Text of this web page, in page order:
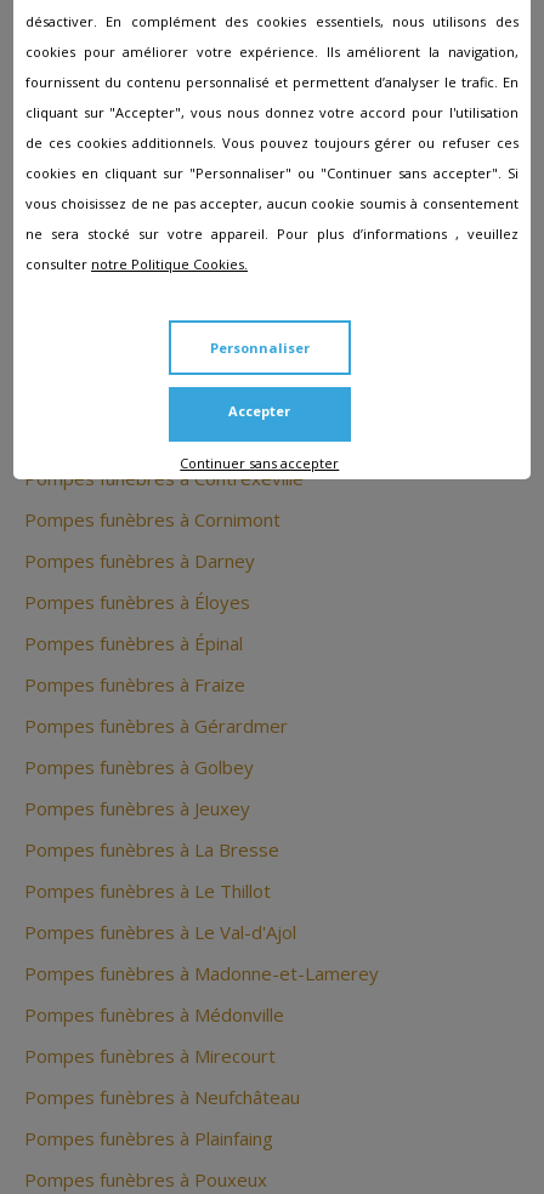
afin de vous permettre d'obtenir jusqu’à 3 estimations
gratuites et personnalisées.
Les autres agences à proximité
de Charmes
Pompes funèbres à Anould
Pompes funèbres à Bertrimoutier
Pompes funèbres à Châtel-sur-Moselle
Pompes funèbres à Contrexéville
Pompes funèbres à Cornimont
Pompes funèbres à Darney
Pompes funèbres à Éloyes
Pompes funèbres à Épinal
Pompes funèbres à Fraize
Pompes funèbres à Gérardmer
Pompes funèbres à Golbey
Pompes funèbres à Jeuxey
Pompes funèbres à La Bresse
Pompes funèbres à Le Thillot
Pompes funèbres à Le Val-d'Ajol
Pompes funèbres à Madonne-et-Lamerey
Pompes funèbres à Médonville
Pompes funèbres à Mirecourt
Pompes funèbres à Neufchâteau
Pompes funèbres à Plainfaing
Pompes funèbres à Pouxeux
désactiver. En complément des cookies essentiels, nous utilisons des
cookies pour améliorer votre expérience. Ils améliorent la navigation,
fournissent du contenu personnalisé et permettent d’analyser le trafic. En
cliquant sur "Accepter", vous nous donnez votre accord pour l'utilisation
de ces cookies additionnels. Vous pouvez toujours gérer ou refuser ces
cookies en cliquant sur "Personnaliser" ou "Continuer sans accepter". Si
vous choisissez de ne pas accepter, aucun cookie soumis à consentement
ne sera stocké sur votre appareil. Pour plus d’informations , veuillez
consulter notre Politique Cookies.
Continuer sans accepter
Personnaliser
Accepter